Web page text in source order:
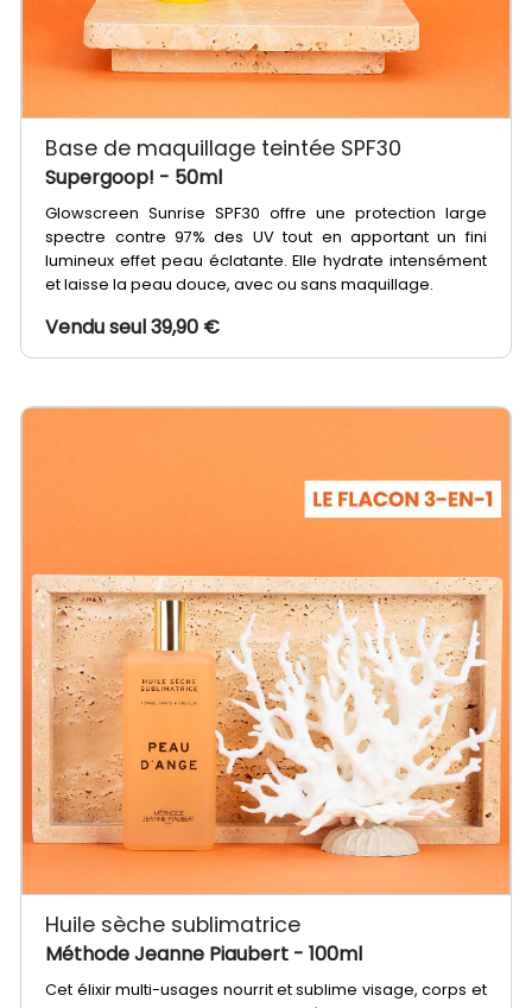
Base de maquillage teintée SPF30
Supergoop! - 50ml
Glowscreen Sunrise SPF30 offre une protection large
spectre contre 97% des UV tout en apportant un fini
lumineux effet peau éclatante. Elle hydrate intensément
et laisse la peau douce, avec ou sans maquillage.
Vendu seul 39,90 €
Huile sèche sublimatrice
Méthode Jeanne Piaubert - 100ml
Cet élixir multi-usages nourrit et sublime visage, corps et